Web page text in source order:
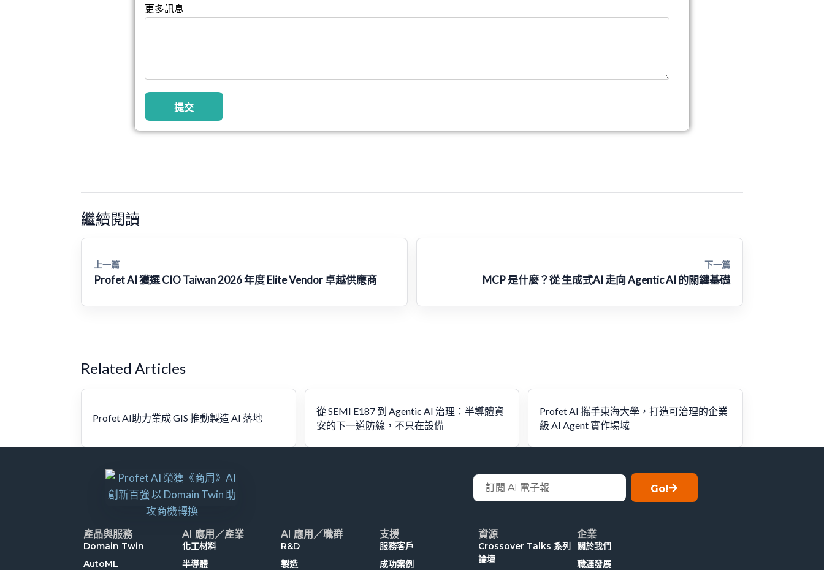
更多訊息
提交
繼續閱讀
上一篇
Profet AI 獲選 CIO Taiwan 2026 年度 Elite Vendor 卓越供應商
下一篇
MCP 是什麼？從 生成式AI 走向 Agentic AI 的關鍵基礎
Related Articles
Profet AI助力業成 GIS 推動製造 AI 落地
從 SEMI E187 到 Agentic AI 治理：半導體資
安的下一道防線，不只在設備​
Profet AI 攜手東海大學，打造可治理的企業
級 AI Agent 實作場域
Email
Go!
產品與服務
Domain Twin
AutoML
AI 應用／產業
化工材料
半導體
AI 應用／職群
R&D
製造
支援
服務客戶
成功案例
資源
Crossover Talks 系列
論壇
企業
關於我們
職涯發展